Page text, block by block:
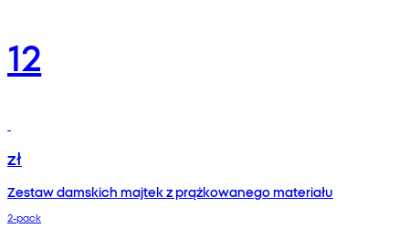
12
zł
Zestaw damskich majtek z prążkowanego materiału
2-pack